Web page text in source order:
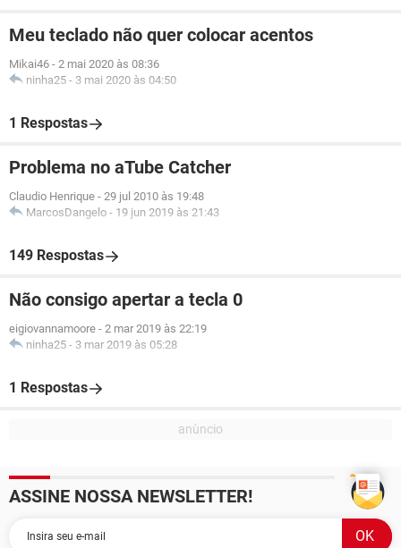
Meu teclado não quer colocar acentos
Mikai46 - 2 mai 2020 às 08:36
ninha25 - 3 mai 2020 às 04:50
1 Respostas
Problema no aTube Catcher
Claudio Henrique - 29 jul 2010 às 19:48
MarcosDangelo - 19 jun 2019 às 21:43
149 Respostas
Não consigo apertar a tecla 0
eigiovannamoore - 2 mar 2019 às 22:19
ninha25 - 3 mar 2019 às 05:28
1 Respostas
ASSINE NOSSA NEWSLETTER!